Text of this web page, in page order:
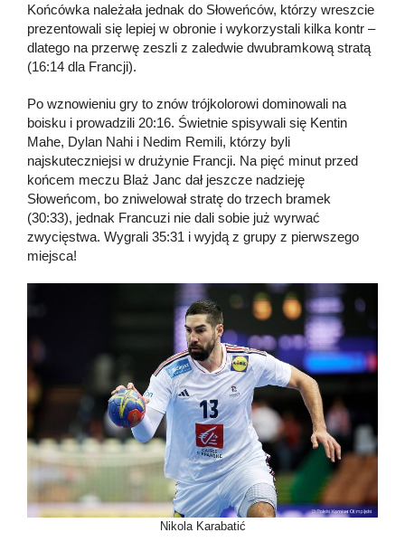
Końcówka należała jednak do Słoweńców, którzy wreszcie
prezentowali się lepiej w obronie i wykorzystali kilka kontr –
dlatego na przerwę zeszli z zaledwie dwubramkową stratą
(16:14 dla Francji).
Po wznowieniu gry to znów trójkolorowi dominowali na
boisku i prowadzili 20:16. Świetnie spisywali się Kentin
Mahe, Dylan Nahi i Nedim Remili, którzy byli
najskuteczniejsi w drużynie Francji. Na pięć minut przed
końcem meczu Blaż Janc dał jeszcze nadzieję
Słoweńcom, bo zniwelował stratę do trzech bramek
(30:33), jednak Francuzi nie dali sobie już wyrwać
zwycięstwa. Wygrali 35:31 i wyjdą z grupy z pierwszego
miejsca!
Nikola Karabatić